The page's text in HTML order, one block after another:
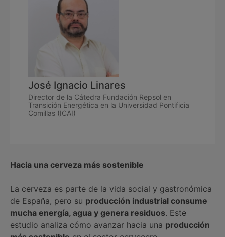
José Ignacio Linares
Director de la Cátedra Fundación Repsol en
Transición Energética en la Universidad Pontificia
Comillas (ICAI)
Hacia una cerveza más sostenible
La cerveza es parte de la vida social y gastronómica
de España, pero su producción industrial consume
mucha energía, agua y genera residuos. Este
estudio analiza cómo avanzar hacia una producción